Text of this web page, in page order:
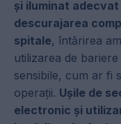
și iluminat
descurajarea
spitale, întărirea
utilizarea de
sensibile, cum ar fi
operații. Ușile de
electronic și